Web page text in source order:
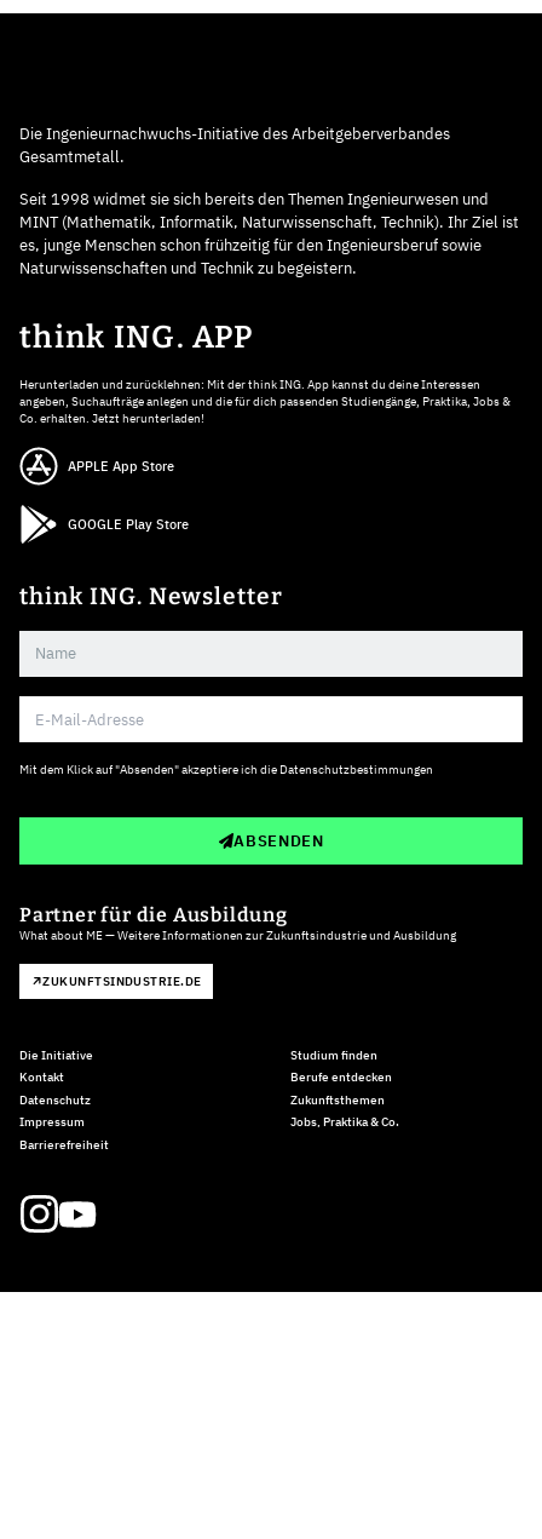
Die Ingenieurnachwuchs-Initiative des Arbeitgeberverbandes
Gesamtmetall.
Seit 1998 widmet sie sich bereits den Themen Ingenieurwesen und
MINT (Mathematik, Informatik, Naturwissenschaft, Technik). Ihr Ziel ist
es, junge Menschen schon frühzeitig für den Ingenieursberuf sowie
Naturwissenschaften und Technik zu begeistern.
think ING. APP
Herunterladen und zurücklehnen: Mit der think ING. App kannst du deine Interessen
angeben, Suchaufträge anlegen und die für dich passenden Studiengänge, Praktika, Jobs &
Co. erhalten. Jetzt herunterladen!
APPLE App Store
GOOGLE Play Store
think ING. Newsletter
Mit dem Klick auf "Absenden" akzeptiere ich die Datenschutzbestimmungen
ABSENDEN
Partner für die Ausbildung
What about ME — Weitere Informationen zur Zukunftsindustrie und Ausbildung
ZUKUNFTSINDUSTRIE.DE
Die Initiative
Kontakt
Datenschutz
Impressum
Barrierefreiheit
Studium finden
Berufe entdecken
Zukunftsthemen
Jobs, Praktika & Co.